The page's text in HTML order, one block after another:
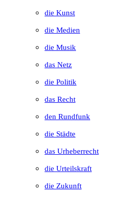
die Kunst
die Medien
die Musik
das Netz
die Politik
das Recht
den Rundfunk
die Städte
das Urheberrecht
die Urteilskraft
die Zukunft